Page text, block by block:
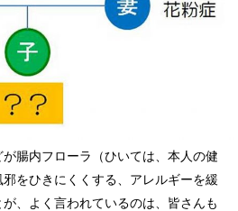
腸内フローラ（ひいては、本人の健
をひきにくくする、アレルギーを緩
、よく言われているのは、皆さんも